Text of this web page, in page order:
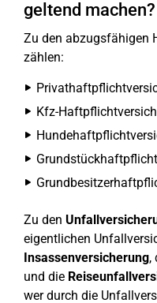
geltend machen?
Zu den abzugsfähigen
zählen:
Kfz-
Zu den
eigentlichen
Insassenversicherung,
und die
wer durch die